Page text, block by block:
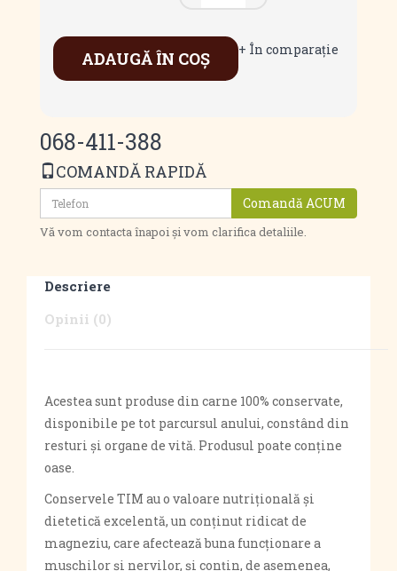
ADAUGĂ ÎN COŞ + În comparaţie
068-411-388
COMANDĂ RAPIDĂ
Comandă ACUM
Vă vom contacta înapoi și vom clarifica detaliile.
Descriere
Opinii (0)
Acestea sunt produse din carne 100% conservate,
disponibile pe tot parcursul anului, constând din
resturi și organe de vită. Produsul poate conține
oase.
Conservele TIM au o valoare nutrițională și
dietetică excelentă, un conținut ridicat de
magneziu, care afectează buna funcționare a
mușchilor și nervilor, și conțin, de asemenea,